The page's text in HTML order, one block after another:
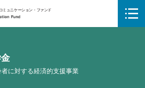
ミュニケーション・ファンド
に対する経済的支援事業